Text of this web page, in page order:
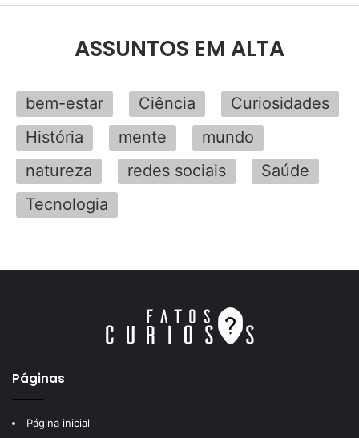
ASSUNTOS EM ALTA
bem-estar Ciência
Curiosidades
História
mente
mundo
natureza
redes sociais
Saúde
Tecnologia
Páginas
Página inicial